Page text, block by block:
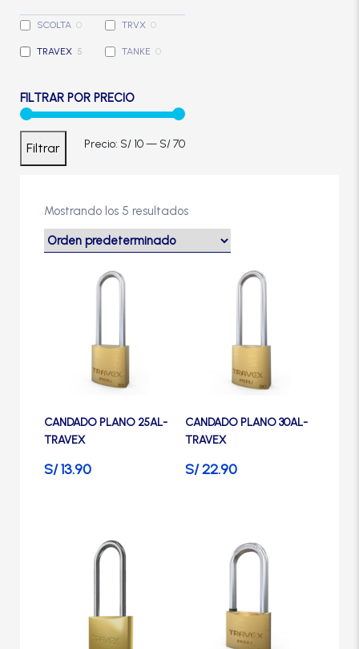
Cerradura de Sobreponer
Cerradura eléctrica
Cerraduras Digitales
Manillones
Otros
Mostrando los 5 resultados
CANDADO PLANO 25AL-
TRAVEX
S/13.90
CANDADO PLANO 30AL-
TRAVEX
S/22.90
variantes.
opciones
pueden
elegir
en
producto
variantes.
SCOLTA 0
TRAVEX 5
TRVX 0
TANKE 0
FILTRAR POR PRECIO
Precio
Precio
Filtrar Precio: S/ 10— S/ 70